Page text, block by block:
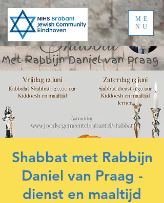
ME
NU
Shabbat met Rabbijn
Daniel van Praag -
dienst en maaltijd